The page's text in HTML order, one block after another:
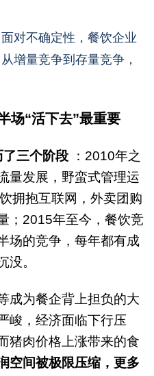
对不确定性，餐饮企业
增量竞争到存量竞争，
场“活下去”最重要
三个阶段
：2010年之
量发展，野蛮式管理运
拥抱互联网，外卖团购
；2015年至今，餐饮竞
场的竞争，每年都有成
没。
成为餐企背上担负的大
峻，经济面临下行压
猪肉价格上涨带来的食
空间被极限压缩，更多